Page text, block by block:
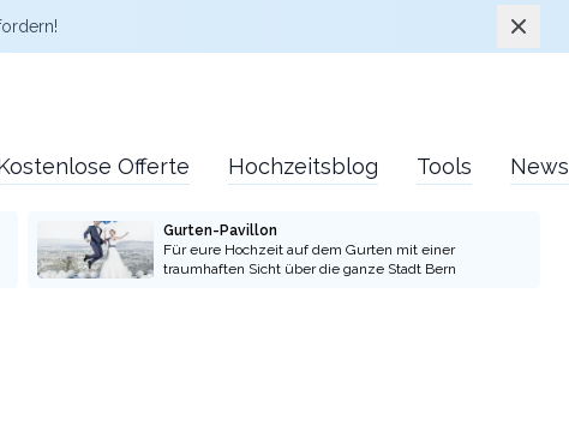
Offerte Hochzeitsblog Tools News
Gurten-Pavillon
Für eure Hochzeit auf dem Gurten mit einer
traumhaften Sicht über die ganze Stadt Bern